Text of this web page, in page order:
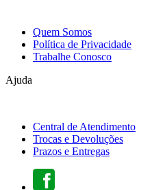
Quem Somos
Política de Privacidade
Trabalhe Conosco
Ajuda
Central de Atendimento
Trocas e Devoluções
Prazos e Entregas